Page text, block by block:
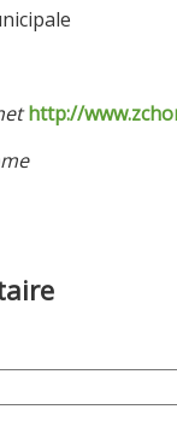
http://